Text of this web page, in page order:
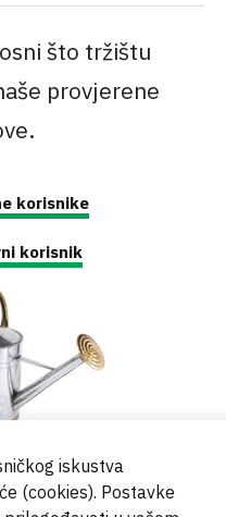
što tržištu
provjerene
korisnike
korisnik
iskustva
(cookies). Postavke